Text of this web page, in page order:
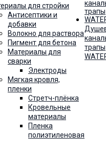
для стройки
Антисептики и
добавки
Волокно для раствора
Пигмент для бетона
Материалы для
сварки
Электроды
Мягкая кровля,
пленки
Стретч-плёнка
Кровельные
материалы
Пленка
полиэтиленовая
трапы